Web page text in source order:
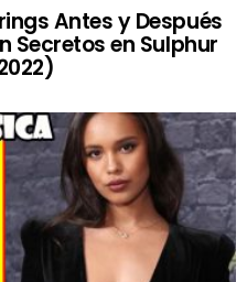
Antes y Después
Secretos en Sulphur